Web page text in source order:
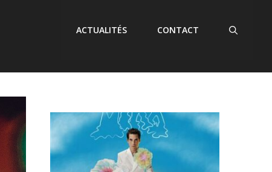
ACTUALITÉS CONTACT